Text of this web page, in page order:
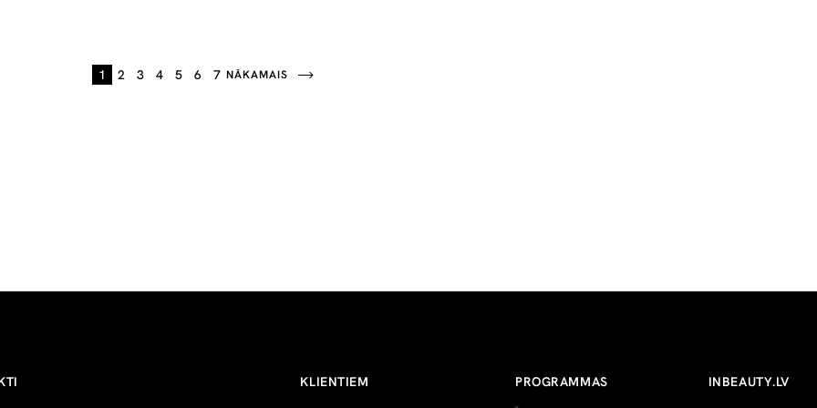
1 2 3 4 5 6 7 NĀKAMAIS
KLIENTIEM PROGRAMMAS INBEAUTY.LV